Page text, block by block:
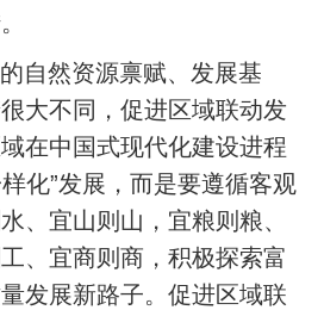
自然资源禀赋、发展基
大不同，促进区域联动发
在中国式现代化建设进程
样化”发展，而是要遵循客观
、宜山则山，宜粮则粮、
、宜商则商，积极探索富
发展新路子。促进区域联